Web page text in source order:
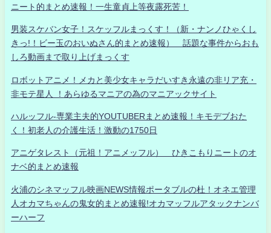
ニート的まとめ速報！一生童貞上等夜露死苦！
男装スケバン女子！スケッフルまっくす！（新・ナンノひゃくし
きっ!！ビー玉のおいぬさん的まとめ速報） 話題な事件からおも
しろ動画まで取り上げまっくす
ロボットアニメ！メカと美少女キャラだいすき永遠の非リア充・
非モテ星人 ！あらゆるマニアの為のマニアックサイト
ハルッフル-専業主夫的YOUTUBERまとめ速報！キモデブおた
く！初老人の介護生活！激動の1750日
アニゲタレスト（元祖！アニメッフル） ひきこもりニートのオ
ナベ的まとめ速報
火浦のシネマッフル映画NEWS情報ポータブルの杜！オネエ管理
人オカマちゃんの鬼女的まとめ速報!オカマッフルアタックナンバ
ーハーフ